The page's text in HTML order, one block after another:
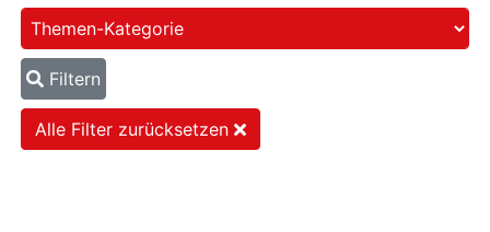
Filtern
Alle Filter zurücksetzen